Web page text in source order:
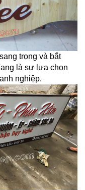
trọng và bắt
là sự lựa chọn
nghiệp.